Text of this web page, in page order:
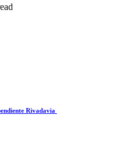
Rivadavia